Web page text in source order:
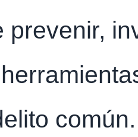
prevenir,